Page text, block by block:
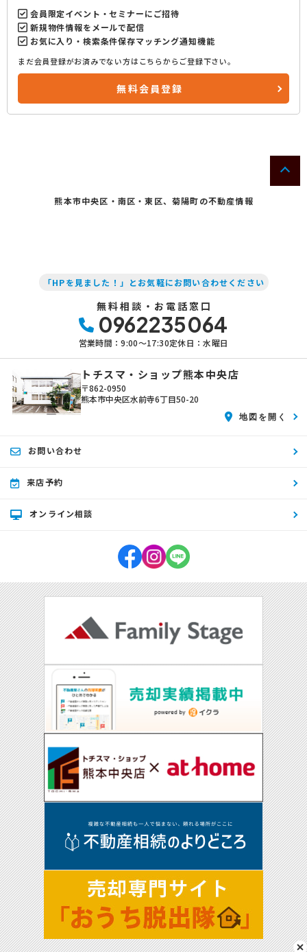
会員限定イベント・セミナーにご招待
新規物件情報をメールで配信
お気に入り・検索条件保存マッチング通知機能
まだ会員登録がお済みでない方はこちらからご登録下さい。
無料会員登録
熊本市中央区・南区・東区、菊陽町の不動産情報
「HPを見ました！」とお気軽にお問い合わせください
無料相談・お電話窓口
0962235064
営業時間：9:00〜17:30定休日：水曜日
トチスマ・ショップ熊本中央店
〒862-0950
熊本市中央区水前寺6丁目50-20
地図を開く
お問い合わせ
来店予約
オンライン相談